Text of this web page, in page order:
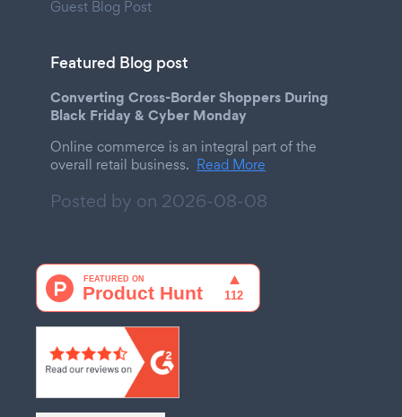
Guest Blog Post
Featured Blog post
Converting Cross-Border Shoppers During
Black Friday & Cyber Monday
Online commerce is an integral part of the
overall retail business. Read More
Posted by on 2026-08-08